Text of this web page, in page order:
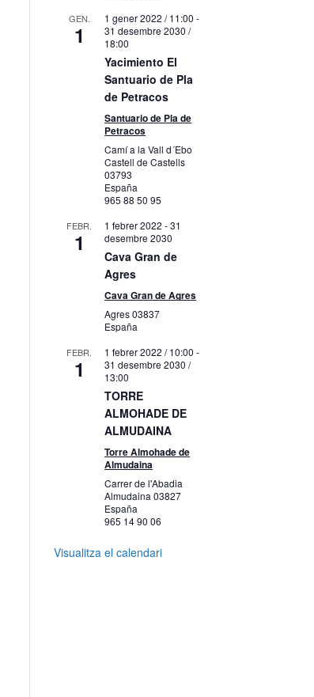
GEN.
1
1 gener 2022 / 11:00 -
31 desembre 2030 /
18:00
Yacimiento El
Santuario de Pla
de Petracos
Santuario de Pla de
Petracos
Camí a la Vall d´Ebo
Castell de Castells
03793
España
965 88 50 95
FEBR.
1
1 febrer 2022 -31
desembre 2030
Cava Gran de
Agres
Cava Gran de Agres
Agres03837
España
FEBR.
1
1 febrer 2022 / 10:00 -
31 desembre 2030 /
13:00
TORRE
ALMOHADE DE
ALMUDAINA
Torre Almohade de
Almudaina
Carrer de l'Abadia
Almudaina03827
España
965 14 90 06
Visualitza el calendari